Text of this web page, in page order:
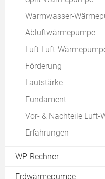
Warmwasser-
Abluftwärmepumpe
Luft-Luft-
Förderung
Lautstärke
Fundament
Vor- & Nachteile Luft-
Erfahrungen
WP-Rechner
Erdwärmepumpe